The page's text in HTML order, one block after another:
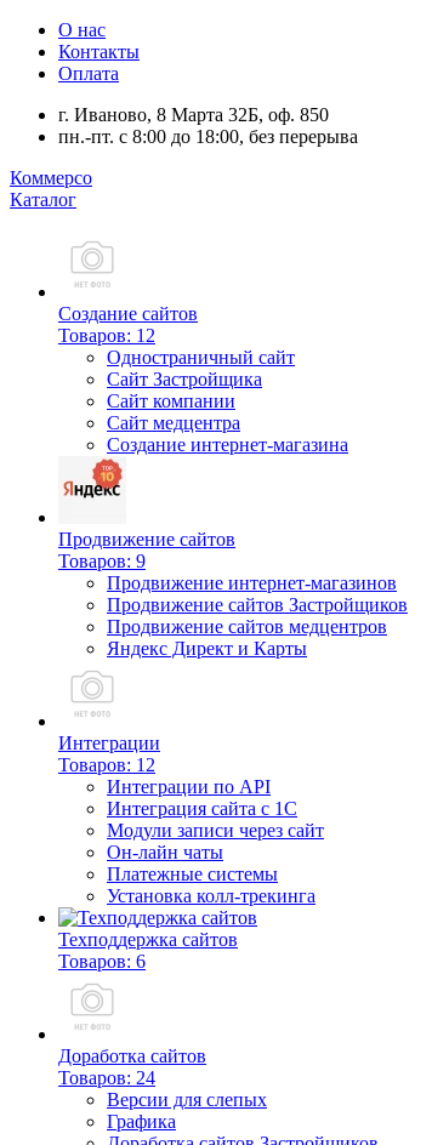
О нас
Контакты
Оплата
г. Иваново, 8 Марта 32Б, оф. 850
пн.-пт. с 8:00 до 18:00, без перерыва
Коммерсо
Каталог
Создание сайтов
Товаров: 12
Одностраничный сайт
Сайт Застройщика
Сайт компании
Сайт медцентра
Создание интернет-магазина
Продвижение сайтов
Товаров: 9
Продвижение интернет-магазинов
Продвижение сайтов Застройщиков
Продвижение сайтов медцентров
Яндекс Директ и Карты
Интеграции
Товаров: 12
Интеграции по API
Интеграция сайта с 1С
Модули записи через сайт
Он-лайн чаты
Платежные системы
Установка колл-трекинга
Техподдержка сайтов
Товаров: 6
Доработка сайтов
Товаров: 24
Версии для слепых
Графика